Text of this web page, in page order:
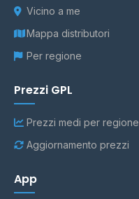
Vicino a me
Mappa distributori
Per regione
Prezzi GPL
Prezzi medi per regione
Aggiornamento prezzi
App